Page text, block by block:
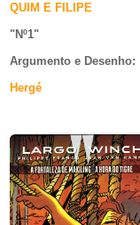
QUIM E FILIPE
"Nº1"
Argumento e Desenho:
Hergé